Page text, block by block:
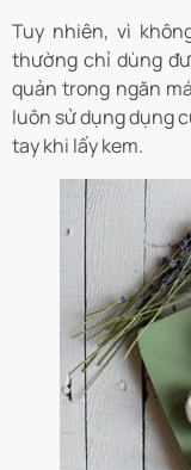
Tuy nhiên, vì
thường chỉ dùng
quản trong ngăn
luôn sử dụng dụng
tay khi lấy kem.